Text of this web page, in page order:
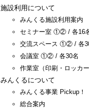
施設利用について
みんくる施設利用案内
セミナー室 ①② / 各16
交流スペース ①② / 各
会議室 ①② / 各30名
作業室（印刷・ロッカー
みんくるについて
みんくる事業 Pickup！
総合案内